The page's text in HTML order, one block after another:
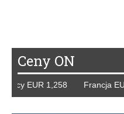
Ceny ON
EUR 1,258 Francja